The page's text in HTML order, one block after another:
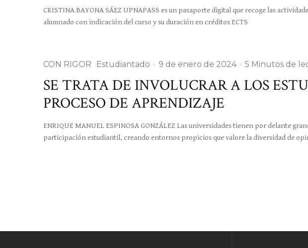
CRISTINA BAYONA SÁEZ UPNAPASS es un pasaporte digital que recoge las
alumnado con indicación del curso y su duración en créditos ECTS
CON RIGOR Estudiantado · 9 de enero de 2024 · 5 Minutos de
SE TRATA DE INVOLUCRAR A LOS
PROCESO DE APRENDIZAJE
ENRIQUE MANUEL ESPINOSA GONZÁLEZ Las universidades tienen por delante
participación estudiantil, creando entornos propicios que valore la diversidad de